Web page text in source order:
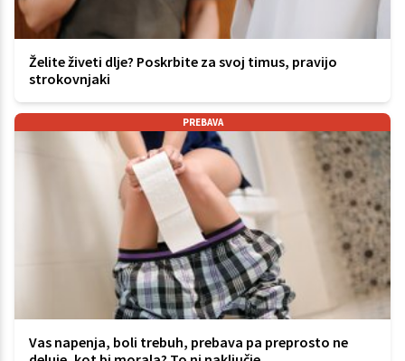
Želite živeti dlje? Poskrbite za svoj timus, pravijo
strokovnjaki
PREBAVA
Vas napenja, boli trebuh, prebava pa preprosto ne